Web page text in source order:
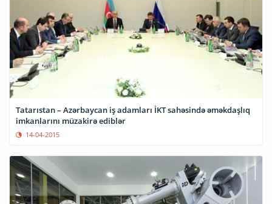
Tatarıstan – Azərbaycan iş adamları İKT sahəsində əməkdaşlıq
imkanlarını müzakirə ediblər
14-04-2015